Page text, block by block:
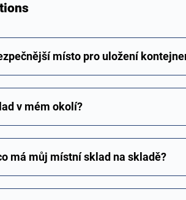
místo pro uložení
v mém okolí?
má můj místní sklad na skladě?